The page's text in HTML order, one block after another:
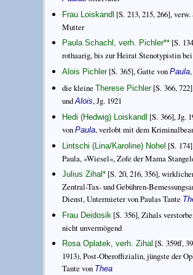
Frau Loiskandl [S. 213, 215, 266],
Mutter
Paula Schachl, verh. Pichler** [S.
rothaarig, bis zur Heirat Stenotypistin
Alois Pichler[S. 365], Gatte vonPaula
die kleineTherese Pichler[S. 366,
undAlois, Jg. 1921
Hedi (Hedwig) Loiskandl [S. 366], Jg.
vonPaula, verlobt mit dem
Lintschi (Lina/Karoline) Nohel [S.
Paula, »Wiesel«, Zofe der Mama
Julius Zihal* [S. 20, 216, 356],
Zentral-Tax- und Gebühren-
Dienst, Untermieter von Paulas Tante
Frau Deidosik [S. 356], Zihals
nicht unvermögend
Rosa Oplatek, verh. Zihal [S. 359ff,
1913), Post-Oberoffizialin, jüngste der
Tante von Thea